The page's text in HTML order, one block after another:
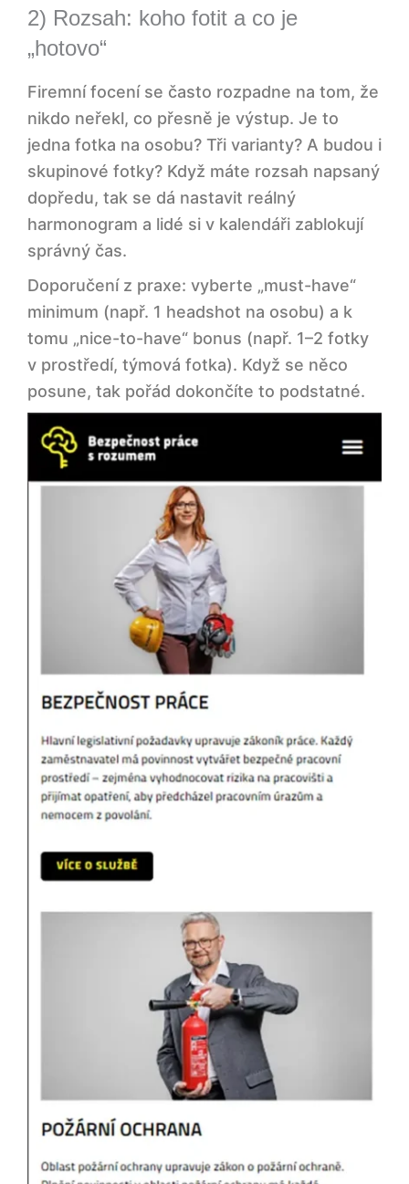
2) Rozsah: koho fotit a co je
„hotovo“
Firemní focení se často rozpadne na tom, že
nikdo neřekl, co přesně je výstup. Je to
jedna fotka na osobu? Tři varianty? A budou i
skupinové fotky? Když máte rozsah napsaný
dopředu, tak se dá nastavit reálný
harmonogram a lidé si v kalendáři zablokují
správný čas.
Doporučení z praxe: vyberte „must-have“
minimum (např. 1 headshot na osobu) a k
tomu „nice-to-have“ bonus (např. 1–2 fotky
v prostředí, týmová fotka). Když se něco
posune, tak pořád dokončíte to podstatné.